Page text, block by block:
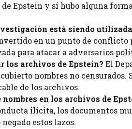
Epstein y si hubo alguna
está siendo
en un punto de conflicto
para atacar a adversarios
los archivos de Epstein? El
nombres no
de los archivos.
en los archivos de
ilícita, los documentos
estos lazos.